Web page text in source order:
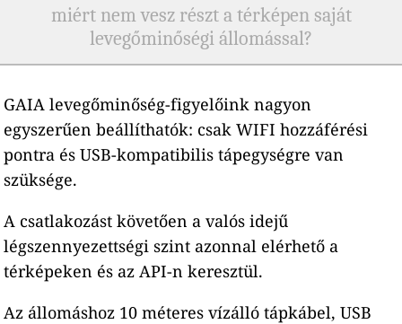
miért nem vesz részt a térképen saját
levegőminőségi állomással?
GAIA levegőminőség-figyelőink nagyon
egyszerűen beállíthatók: csak WIFI hozzáférési
pontra és USB-kompatibilis tápegységre van
szüksége.
A csatlakozást követően a valós idejű
légszennyezettségi szint azonnal elérhető a
térképeken és az API-n keresztül.
Az állomáshoz 10 méteres vízálló tápkábel, USB